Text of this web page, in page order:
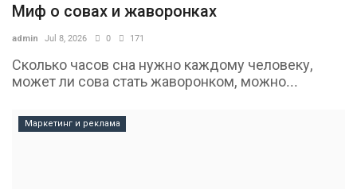
Миф о совах и жаворонках
admin Jul 8, 2026 0 171
Сколько часов сна нужно каждому человеку,
может ли сова стать жаворонком, можно...
Маркетинг и реклама